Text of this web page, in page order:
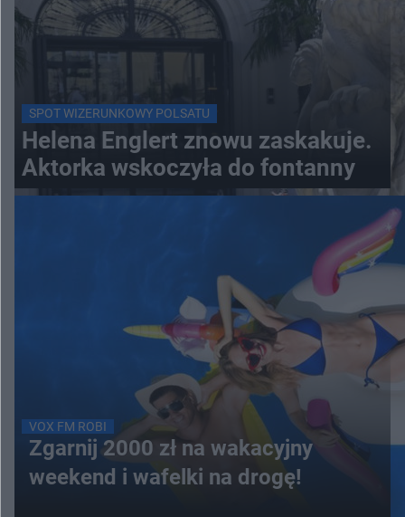
SPOT WIZERUNKOWY POLSATU
Helena Englert znowu zaskakuje.
Aktorka wskoczyła do fontanny
VOX FM ROBI
Zgarnij 2000 zł na wakacyjny
weekend i wafelki na drogę!